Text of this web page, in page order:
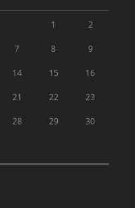
1 2
7 8 9
14 15 16
21 22 23
28 29 30